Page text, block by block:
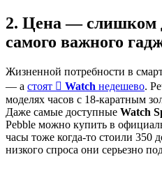
2. Цена — слишком
самого важного
Жизненной потребности в
— а стоят  Watch недешево.
моделях часов с 18-каратным
Даже самые доступные Watch
Pebble можно купить в
часы тоже когда-то стоили 350
низкого спроса они серьезно